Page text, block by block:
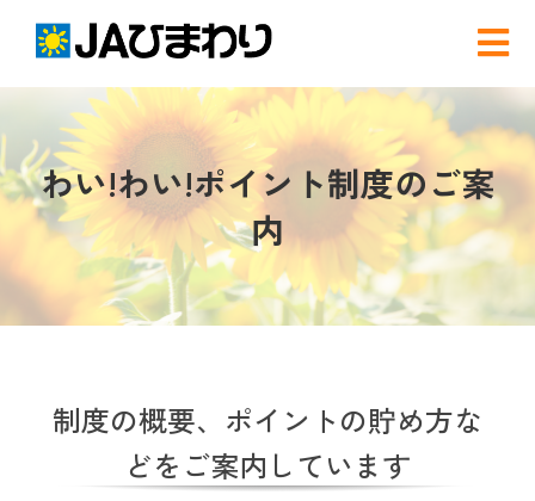
content
索
…
農と食
グリーンセンター
農産物直売事業とは
わい!わい!ポイント制度のご案
内
制度の概要、ポイントの貯め方な
どをご案内しています